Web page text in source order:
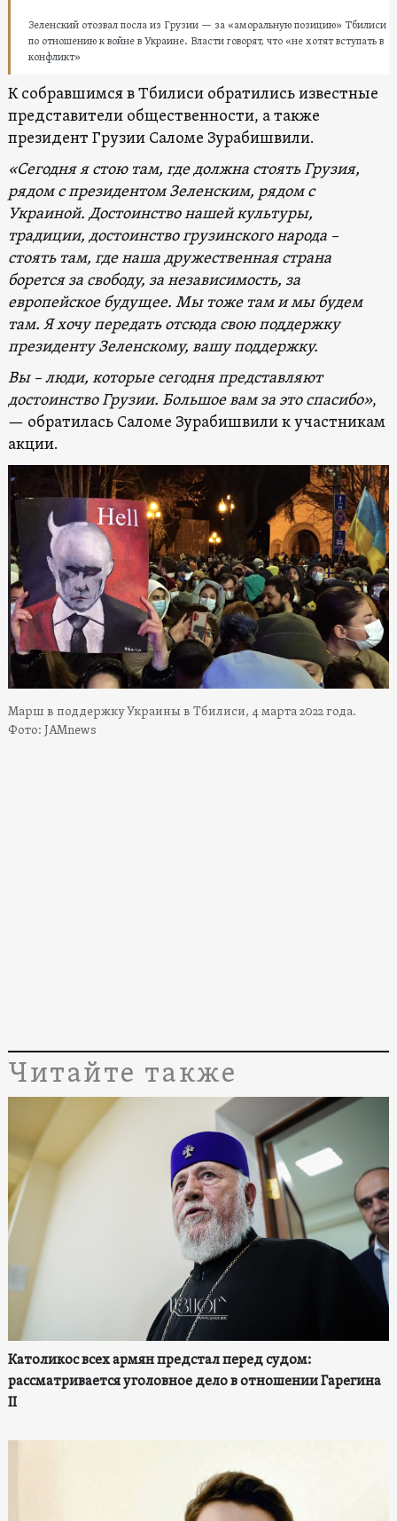
Зеленский отозвал посла из Грузии — за «аморальную позицию» Тбилиси
по отношению к войне в Украине. Власти говорят, что «не хотят вступать в
конфликт»
К собравшимся в Тбилиси обратились известные
представители общественности, а также
президент Грузии Саломе Зурабишвили.
«Сегодня я стою там, где должна стоять Грузия,
рядом с президентом Зеленским, рядом с
Украиной. Достоинство нашей культуры,
традиции, достоинство грузинского народа –
стоять там, где наша дружественная страна
борется за свободу, за независимость, за
европейское будущее. Мы тоже там и мы будем
там. Я хочу передать отсюда свою поддержку
президенту Зеленскому, вашу поддержку.
Вы – люди, которые сегодня представляют
достоинство Грузии. Большое вам за это спасибо»,
— обратилась Саломе Зурабишвили к участникам
акции.
Марш в поддержку Украины в Тбилиси, 4 марта 2022 года.
Фото: JAMnews
Читайте также
Католикос всех армян предстал перед судом:
рассматривается уголовное дело в отношении Гарегина
II